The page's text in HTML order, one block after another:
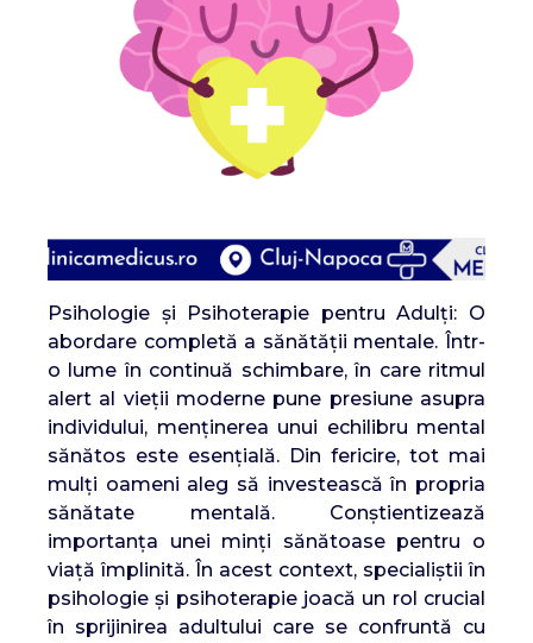
Psihologie și Psihoterapie pentru Adulți: O
abordare completă a sănătății mentale. Într-
o lume în continuă schimbare, în care ritmul
alert al vieții moderne pune presiune asupra
individului, menținerea unui echilibru mental
sănătos este esențială. Din fericire, tot mai
mulți oameni aleg să investească în propria
sănătate mentală. Conștientizează
importanța unei minți sănătoase pentru o
viață împlinită. În acest context, specialiștii în
psihologie și psihoterapie joacă un rol crucial
în sprijinirea adultului care se confruntă cu